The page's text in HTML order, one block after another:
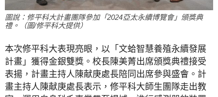
圖說：修平科大計畫團隊參加「2024亞太永續博覽會」頒獎典
禮。（圖/修平科大提供）
本次修平科大表現亮眼，以「文蛤智慧養殖永續發展
計畫」獲得金銀雙獎。校長陳美菁出席頒獎典禮接受
表揚，計畫主持人陳献庚處長陪同出席參與盛會。計
畫主持人陳献庚處長表示， 修平科大師生團隊走出教